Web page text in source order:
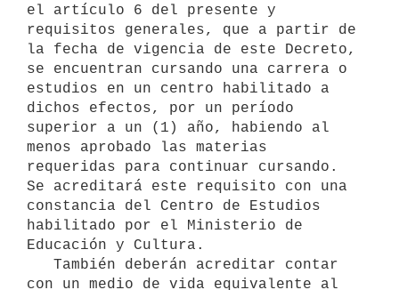
el artículo 6 del presente y
requisitos generales, que a partir de
la fecha de vigencia de este Decreto,
se encuentran cursando una carrera o
estudios en un centro habilitado a
dichos efectos, por un período
superior a un (1) año, habiendo al
menos aprobado las materias
requeridas para continuar cursando.
Se acreditará este requisito con una
constancia del Centro de Estudios
habilitado por el Ministerio de
Educación y Cultura.
con un medio de vida equivalente al